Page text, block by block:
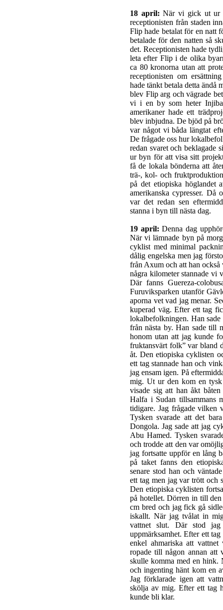
18 april: När vi gick ut ur
receptionisten från staden
Flip hade betalat för en natt
betalade för den natten så
det. Receptionisten hade
leta efter Flip i de olika
ca 80 kronorna utan att
receptionisten om
hade tänkt betala detta ändå
blev Flip arg och vägrade
vi i en by som heter
amerikaner hade ett
blev inbjudna. De bjöd på
var något vi båda längtat
De frågade oss hur
redan svaret och beklagade
ur byn för att visa sitt
få de lokala bönderna att
trä-, kol- och
på det etiopiska höglandet
amerikanska cypresser. Då
var det redan sen
stanna i byn till nästa dag.
19 april: Denna dag
När vi lämnade byn på
cyklist med minimal
dålig engelska men jag
från Axum och att han
några kilometer stannade vi
Där fanns Guereza-
Furuviksparken utanför
aporna vet vad jag menar.
kuperad väg. Efter ett tag
lokalbefolkningen. Han
från nästa by. Han sade till
honom utan att jag kunde
fruktansvärt folk” var bland
åt. Den etiopiska cyklisten
ett tag stannade han och
jag ensam igen. På
mig. Ut ur den kom en
visade sig att han åkt
Halfa i Sudan tillsammans
tidigare. Jag frågade vilken
Tysken svarade att det
Dongola. Jag sade att jag
Abu Hamed. Tysken
och trodde att den var
jag fortsatte uppför en lång
på taket fanns den
senare stod han och
ett tag men jag var trött och
Den etiopiska cyklisten
på hotellet. Dörren in till den
cm bred och jag fick gå
iskallt. När jag tvålat in
vattnet slut. Där stod
uppmärksamhet. Efter ett
enkel ahmariska att
ropade till någon annan att
skulle komma med en hink.
och ingenting hänt kom en
Jag förklarade igen att
skölja av mig. Efter ett tag
kunde bli klar.